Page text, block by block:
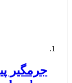
جرمگیر